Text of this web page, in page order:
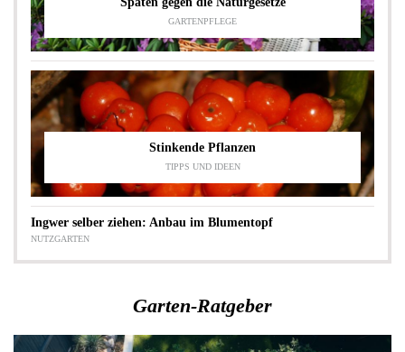
GARTENPFLEGE
Stinkende Pflanzen
TIPPS UND IDEEN
Ingwer selber ziehen: Anbau im Blumentopf
NUTZGARTEN
Garten-Ratgeber